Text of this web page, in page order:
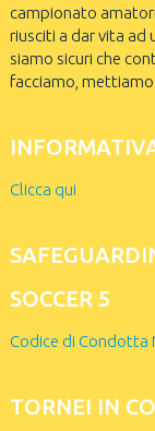
campionato
riusciti a dar vita ad
siamo sicuri che
facciamo,
Clicca qui
SOCCER 5
Codice di Condotta
TORNEI IN